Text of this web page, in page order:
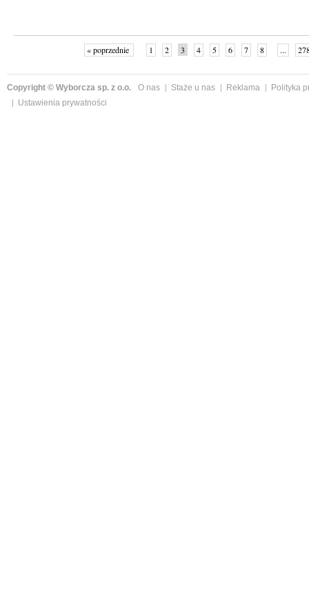
« poprzednie 1 2 3 4 5 6 7 8 ...
Copyright © Wyborcza sp. z o.o. O nas Staże u nas Reklama
Polityka
Ustawienia prywatności